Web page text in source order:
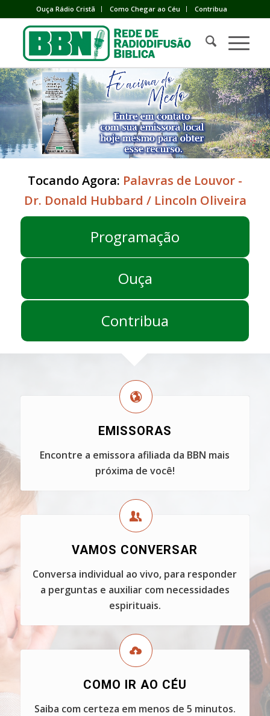
Ouça Rádio Cristã Como Chegar ao Céu Contribua
Tocando Agora: Palavras de Louvor -
Dr. Donald Hubbard / Lincoln Oliveira
Programação
Ouça
Contribua
EMISSORAS
Encontre a emissora afiliada da BBN mais
próxima de você!
VAMOS CONVERSAR
Conversa individual ao vivo, para responder
a perguntas e auxiliar com necessidades
espirituais.
COMO IR AO CÉU
Saiba com certeza em menos de 5 minutos.